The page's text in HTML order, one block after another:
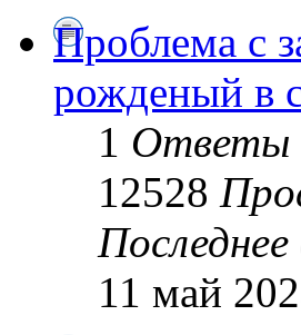
Проблема с
рожденый в
1 Ответы
12528
11 май